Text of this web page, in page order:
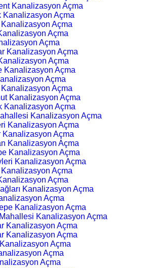
Kanalizasyon Açma
Kanalizasyon Açma
Açma
Açma
Açma
Kanalizasyon Açma
Açma
Kanalizasyon Açma
Açma
Açma
Kanalizasyon Açma
Kanalizasyon Açma
Kanalizasyon Açma
Kanalizasyon Açma
Kanalizasyon Açma
Kanalizasyon Açma
Kanalizasyon Açma
Kanalizasyon Açma
Açma
Açma
Kanalizasyon Açma
Açma
Kanalizasyon Açma
Kanalizasyon Açma
Kanalizasyon Açma
Kanalizasyon Açma
Açma
Açma
Açma